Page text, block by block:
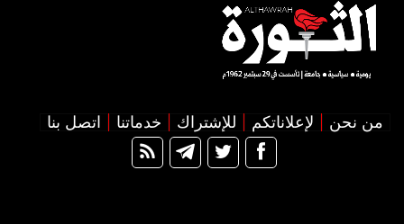
من نحن لإعلاناتكم للإشتراك خدماتنا اتصل بنا